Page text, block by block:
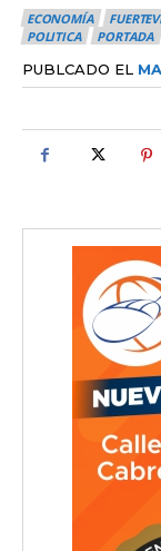
ECONOMÍA
POLITICA
PORTADA
PUBLCADO EL